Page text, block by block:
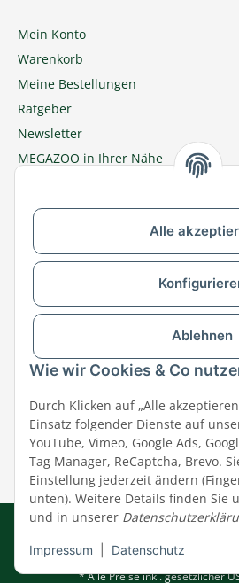
Alle
Ablehnen
Wie wir Cookies & Co
Durch Klicken auf „Alle
Einsatz folgender Dienste auf
YouTube, Vimeo, Google Ads,
Tag Manager, ReCaptcha, Brevo.
Einstellung jederzeit ändern
unten). Weitere Details finden Sie
und in unserer
Impressum Datenschutz
Mein Konto
Warenkorb
Meine Bestellungen
Ratgeber
Newsletter
MEGAZOO in Ihrer Nähe
Zu MEGAZOO-nord.de wechseln
Versandpartner &
Impressum|AGB|
© MEGAZOO Alpha
* Alle Preise inkl. gesetzlicher